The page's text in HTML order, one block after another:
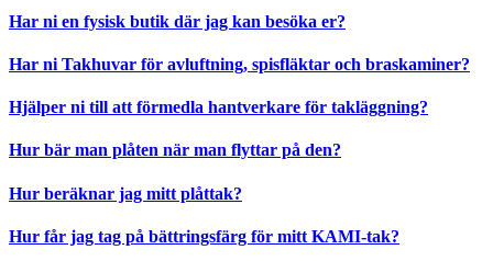
Har ni en fysisk butik där jag kan besöka er?
Har ni Takhuvar för avluftning, spisfläktar och braskaminer?
Hjälper ni till att förmedla hantverkare för takläggning?
Hur bär man plåten när man flyttar på den?
Hur beräknar jag mitt plåttak?
Hur får jag tag på bättringsfärg för mitt KAMI-tak?